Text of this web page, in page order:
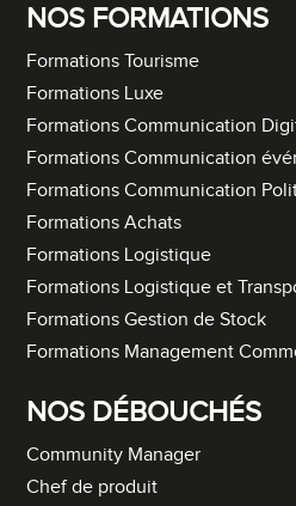
NOS FORMATIONS
Formations Tourisme
Formations Luxe
Formations Communication
Formations Communication
Formations Communication
Formations Achats
Formations Logistique
Formations Logistique et
Formations Gestion de Stock
Formations Management
NOS DÉBOUCHÉS
Community Manager
Chef de produit